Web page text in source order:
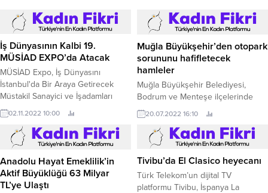
İş Dünyasının Kalbi 19.
MÜSİAD EXPO’da Atacak
MÜSİAD Expo, İş Dünyasını
İstanbul'da Bir Araya Getirecek
Müstakil Sanayici ve İşadamları
Derneği (MÜSİAD) İzmir Başkanı
Bilal Saygılı, 2-5 Kasım 2022
tarihleri arasında TÜYAP İstanbul
Fuar Merkezi’nde
gerçekleştirilecek olan 19.
02.11.2022 10:00
Muğla Büyükşehir’den otopark
sorununu hafifletecek
hamleler
Muğla Büyükşehir Belediyesi,
Bodrum ve Menteşe ilçelerinde
yoğun araç parkının trafik
yoğunluğuna neden olmaması için
Bodrum Turgutreis Yaşam Merkezi
ile Menteşe Kent Meydanı
otoparkını vatandaşların hizmetine
20.07.2022 16:10
Anadolu Hayat Emeklilik’in
Aktif Büyüklüğü 63 Milyar
TL’ye Ulaştı
Tivibu’da El Clasico heyecanı
Türk Telekom’un dijital TV
platformu Tivibu, İspanya La